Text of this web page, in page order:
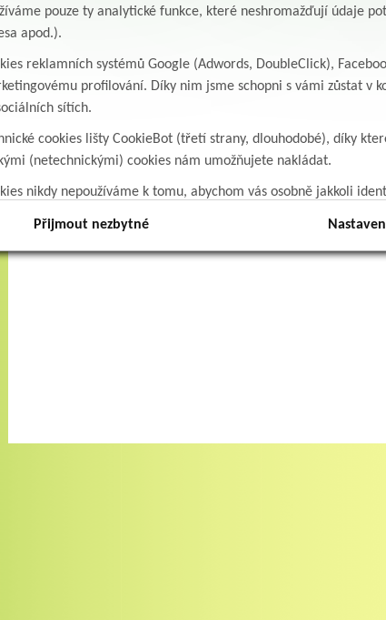
pouze ty analytické funkce, které neshromažďují údaje
apod.).
reklamních systémů Google (Adwords, DoubleClick),
profilování. Díky nim jsme schopni s vámi zůstat v
sítích.
cookies lišty CookieBot (třetí strany, dlouhodobé), díky
(netechnickými) cookies nám umožňujete nakládat.
nikdy nepoužíváme k tomu, abychom vás osobně jakkoli
Přijmout nezbytné